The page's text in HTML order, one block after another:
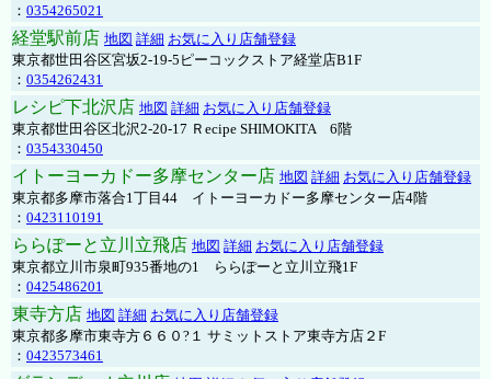
： 0354265021
経堂駅前店 地図 詳細 お気に入り店舗登録
東京都世田谷区宮坂2-19-5ピーコックストア経堂店B1F
： 0354262431
レシピ下北沢店 地図 詳細 お気に入り店舗登録
東京都世田谷区北沢2-20-17 Ｒecipe SHIMOKITA 6階
： 0354330450
イトーヨーカドー多摩センター店 地図 詳細 お気に入り店舗登録
東京都多摩市落合1丁目44 イトーヨーカドー多摩センター店4階
： 0423110191
ららぽーと立川立飛店 地図 詳細 お気に入り店舗登録
東京都立川市泉町935番地の1 ららぽーと立川立飛1F
： 0425486201
東寺方店 地図 詳細 お気に入り店舗登録
東京都多摩市東寺方６６０?１ サミットストア東寺方店２F
： 0423573461